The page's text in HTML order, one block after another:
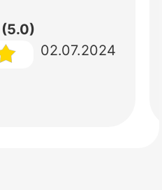
(5.0)
02.07.2024